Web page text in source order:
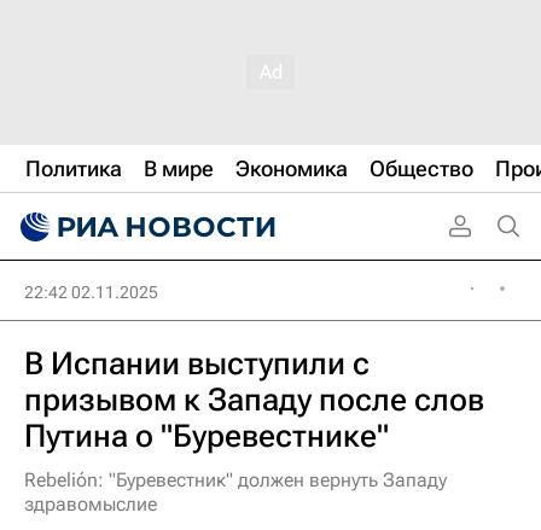
Политика В мире Экономика Общество
22:42 02.11.2025
В Испании выступили с
призывом к Западу после слов
Путина о "Буревестнике"
Rebelión: "Буревестник" должен вернуть Западу
здравомыслие